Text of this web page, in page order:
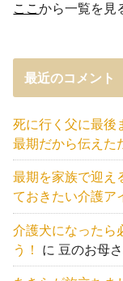
ここから一覧を見
最近のコメント
死に行く父に最後
最期だから伝えた
最期を家族で迎え
ておきたい介護ア
介護犬になったら
う！
に 豆のお母